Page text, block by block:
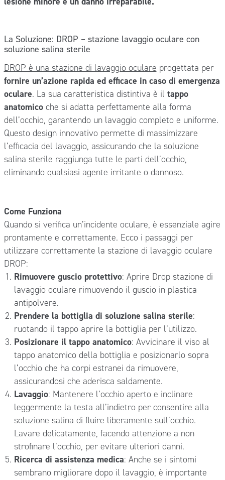
La Soluzione: DROP – stazione lavaggio oculare con
soluzione salina sterile
DROP è una stazione di lavaggio oculare progettata per
fornire un’azione rapida ed efficace in caso di emergenza
oculare. La sua caratteristica distintiva è il tappo
anatomicoche si adatta perfettamente alla forma
dell’occhio, garantendo un lavaggio completo e uniforme.
Questo design innovativo permette di massimizzare
l’efficacia del lavaggio, assicurando che la soluzione
salina sterile raggiunga tutte le parti dell’occhio,
eliminando qualsiasi agente irritante o dannoso.
Come Funziona
Quando si verifica un’incidente oculare, è essenziale agire
prontamente e correttamente. Ecco i passaggi per
utilizzare correttamente la stazione di lavaggio oculare
DROP:
Rimuovere guscio protettivo: Aprire Drop stazione di
lavaggio oculare rimuovendo il guscio in plastica
antipolvere.
Prendere la bottiglia di soluzione salina sterile:
ruotando il tappo aprire la bottiglia per l’utilizzo.
Posizionare il tappo anatomico: Avvicinare il viso al
tappo anatomico della bottiglia e posizionarlo sopra
l’occhio che ha corpi estranei da rimuovere,
assicurandosi che aderisca saldamente.
Lavaggio: Mantenere l’occhio aperto e inclinare
leggermente la testa all’indietro per consentire alla
soluzione salina di fluire liberamente sull’occhio.
Lavare delicatamente, facendo attenzione a non
strofinare l’occhio, per evitare ulteriori danni.
Ricerca di assistenza medica: Anche se i sintomi
sembrano migliorare dopo il lavaggio, è importante